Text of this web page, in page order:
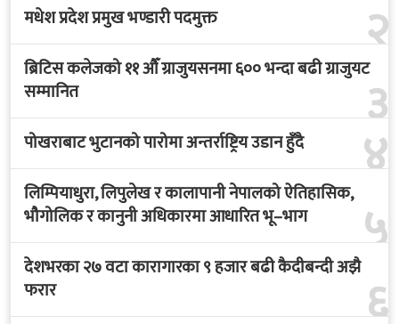
२
मधेश प्रदेश प्रमुख भण्डारी पदमुक्त
३
ब्रिटिस कलेजको ११ औँ ग्राजुयसनमा ६०० भन्दा बढी ग्राजुयट
सम्मानित
४
पोखराबाट भुटानको पारोमा अन्तर्राष्ट्रिय उडान हुँदै
५
लिम्पियाधुरा, लिपुलेख र कालापानी नेपालको ऐतिहासिक,
भौगोलिक र कानुनी अधिकारमा आधारित भू–भाग
६
देशभरका २७ वटा कारागारका ९ हजार बढी कैदीबन्दी अझै
फरार